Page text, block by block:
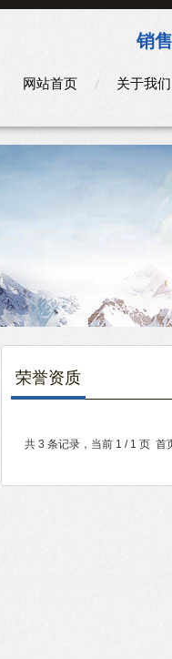
销
网站首页 关于我们
荣誉资质
共 3 条记录，当前 1 / 1 页